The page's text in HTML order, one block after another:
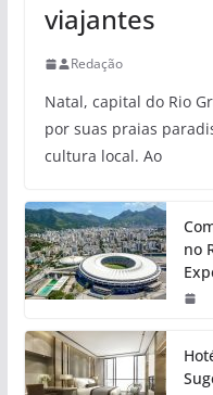
viajantes
Redação
Natal, capital do Rio
por suas praias
cultura local. Ao
no